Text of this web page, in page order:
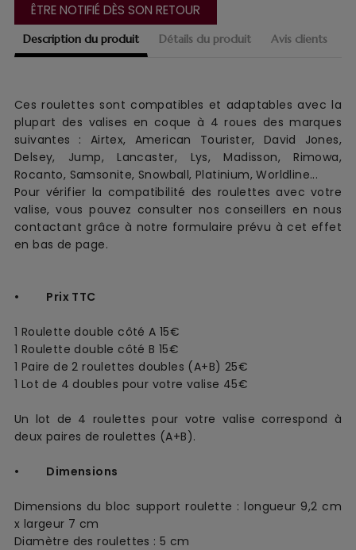
Description du produit Détails du produit Avis clients
Ces roulettes sont compatibles et adaptables avec la
plupart des valises en coque à 4 roues des marques
suivantes : Airtex, American Tourister, David Jones,
Delsey, Jump, Lancaster, Lys, Madisson, Rimowa,
Rocanto, Samsonite, Snowball, Platinium, Worldline...
Pour vérifier la compatibilité des roulettes avec votre
valise, vous pouvez consulter nos conseillers en nous
contactant grâce à notre formulaire prévu à cet effet
en bas de page.
• Prix TTC
1 Roulette double côté A 15€
1 Roulette double côté B 15€
1 Paire de 2 roulettes doubles (A+B) 25€
1 Lot de 4 doubles pour votre valise 45€
Un lot de 4 roulettes pour votre valise correspond à
deux paires de roulettes (A+B).
• Dimensions
Dimensions du bloc support roulette : longueur 9,2 cm
x largeur 7 cm
Diamètre des roulettes : 5 cm
ÊTRE NOTIFIÉ DÈS SON RETOUR